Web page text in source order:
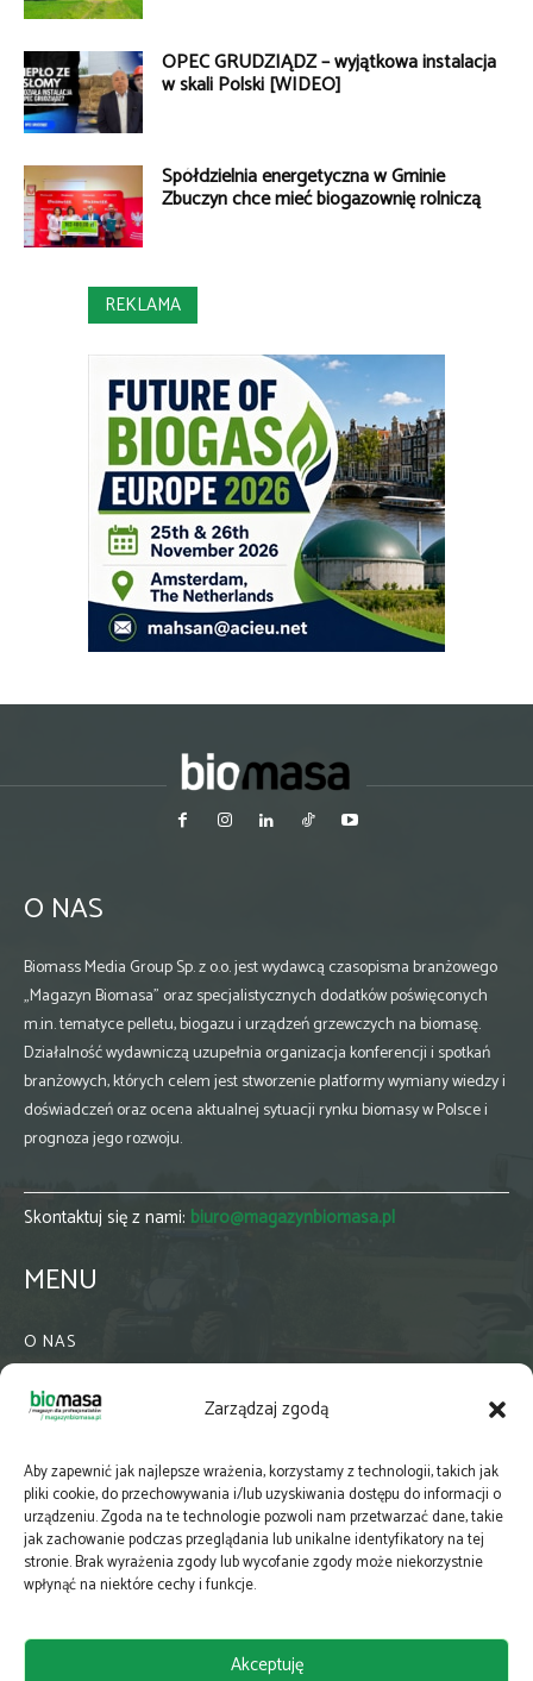
Zarządzaj zgodą
Aby zapewnić jak najlepsze wrażenia, korzystamy z technologii, takich jak
pliki cookie, do przechowywania i/lub uzyskiwania dostępu do informacji o
urządzeniu. Zgoda na te technologie pozwoli nam przetwarzać dane, takie
jak zachowanie podczas przeglądania lub unikalne identyfikatory na tej
stronie. Brak wyrażenia zgody lub wycofanie zgody może niekorzystnie
wpłynąć na niektóre cechy i funkcje.
Akceptuję
OPEC GRUDZIĄDZ – wyjątkowa instalacja
w skali Polski [WIDEO]
Spółdzielnia energetyczna w Gminie
Zbuczyn chce mieć biogazownię rolniczą
REKLAMA
O NAS
Biomass Media Group Sp. z o.o. jest wydawcą czasopisma branżowego
„Magazyn Biomasa” oraz specjalistycznych dodatków poświęconych
m.in. tematyce pelletu, biogazu i urządzeń grzewczych na biomasę.
Działalność wydawniczą uzupełnia organizacja konferencji i spotkań
branżowych, których celem jest stworzenie platformy wymiany wiedzy i
doświadczeń oraz ocena aktualnej sytuacji rynku biomasy w Polsce i
prognoza jego rozwoju.
Skontaktuj się z nami: biuro@magazynbiomasa.pl
MENU
O NAS
WSPÓŁPRACA
PRENUMERATA
NEWSLETTER
MAPY
E-WYDANIE